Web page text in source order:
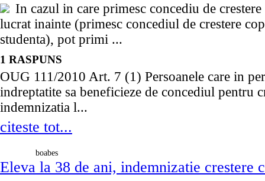
In cazul in care primesc concediu de
lucrat inainte (primesc concediul de crestere
studenta), pot primi ...
1 RASPUNS
OUG 111/2010 Art. 7 (1) Persoanele care in
indreptatite sa beneficieze de concediul pentru
indemnizatia l...
citeste tot...
boabes
Eleva la 38 de ani, indemnizatie crestere